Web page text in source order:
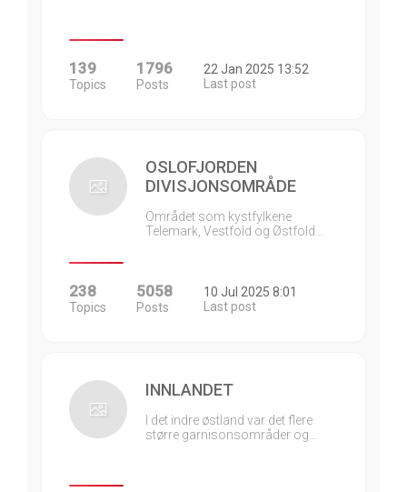
139
Topics
1796
Posts
22 Jan 2025 13:52
Last post
OSLOFJORDEN
DIVISJONSOMRÅDE
Området som kystfylkene
Telemark, Vestfold og Østfold…
238
Topics
5058
Posts
10 Jul 2025 8:01
Last post
INNLANDET
I det indre østland var det flere
større garnisonsområder og…